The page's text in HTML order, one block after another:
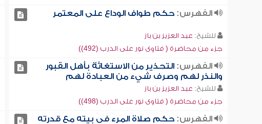
الفهرس:حكم طواف الوداع على المعتمر
للشيخ: عبد العزيز بن باز
جزء من محاضرة ( فتاوى نور على الدرب (492))
الفهرس:التحذير من الاستغاثة بأهل القبور
والنذر لهم وصرف شيء من العبادة لهم
للشيخ: عبد العزيز بن باز
جزء من محاضرة ( فتاوى نور على الدرب (498))
الفهرس:حكم صلاة المرء في بيته مع قدرته